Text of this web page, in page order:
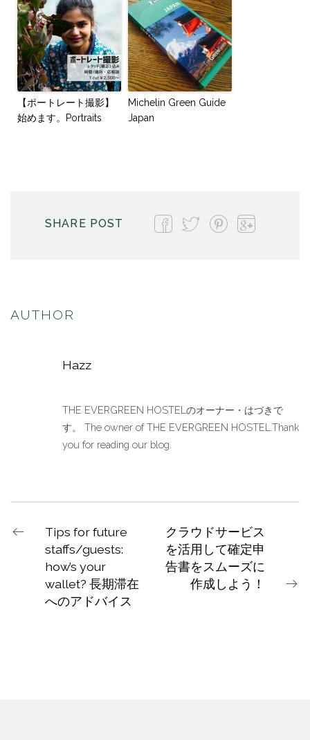
【ポートレート撮影】
始めます。Portraits
Michelin Green Guide
Japan
SHARE POST
AUTHOR
Hazz
THE EVERGREEN HOSTELのオーナー・はづきで
す。 The owner of THE EVERGREEN HOSTEL.Thank
you for reading our blog.
Tips for future
staffs/guests:
how’s your
wallet? 長期滞在
へのアドバイス
クラウドサービス
を活用して確定申
告書をスムーズに
作成しよう！